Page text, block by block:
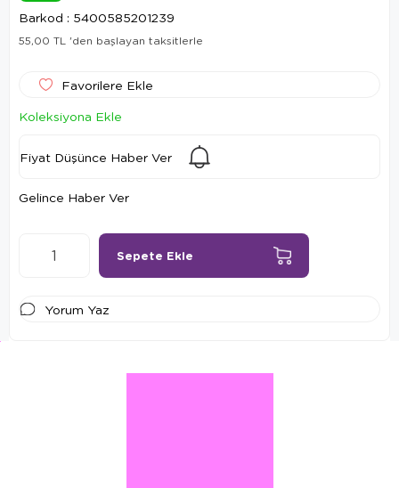
Barkod : 5400585201239
55,00 TL 'den başlayan taksitlerle
Favorilere Ekle
Koleksiyona Ekle
Fiyat Düşünce Haber Ver
Gelince Haber Ver
Yorum Yaz